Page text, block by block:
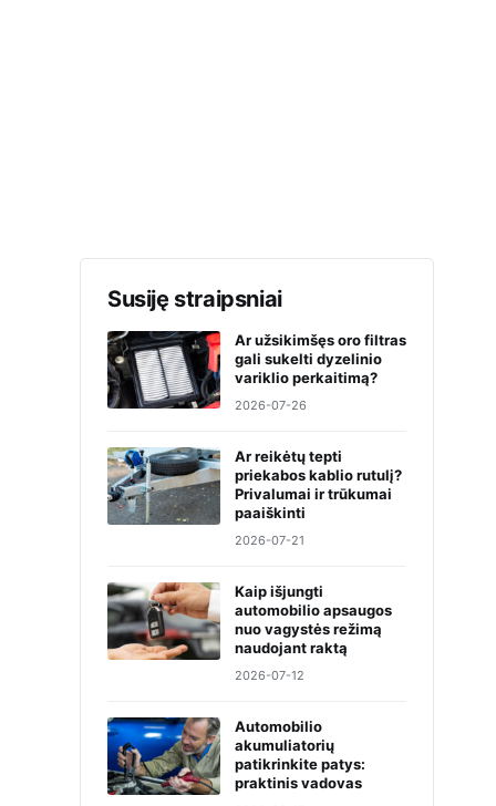
Susiję straipsniai
Ar užsikimšęs oro filtras
gali sukelti dyzelinio
variklio perkaitimą?
2026-07-26
Ar reikėtų tepti
priekabos kablio rutulį?
Privalumai ir trūkumai
paaiškinti
2026-07-21
Kaip išjungti
automobilio apsaugos
nuo vagystės režimą
naudojant raktą
2026-07-12
Automobilio
akumuliatorių
patikrinkite patys:
praktinis vadovas